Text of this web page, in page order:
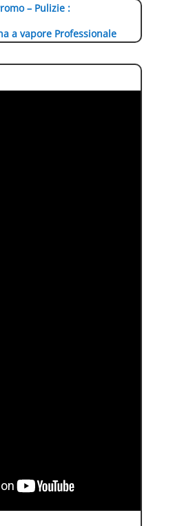
– Pulizie :
a vapore Professionale